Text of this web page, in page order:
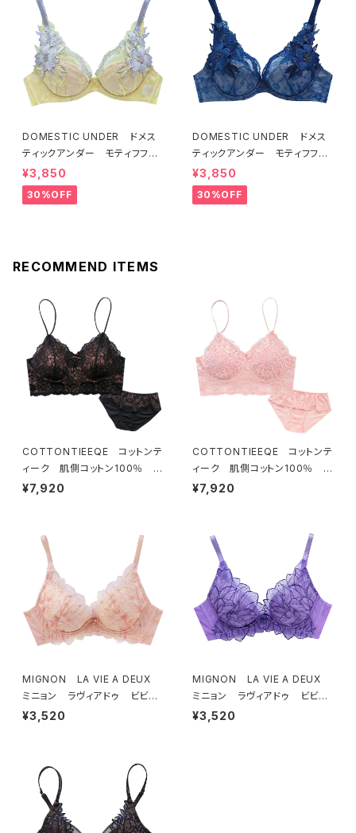
DOMESTIC UNDER ドメス
ティックアンダー モティフフル
ール ブラジャー（レモネード）
D2255 送料無料
¥3,850
30%OFF
DOMESTIC UNDER ドメス
ティックアンダー モティフフル
ール ブラジャー（ブルー）D22
55
¥3,850
30%OFF
RECOMMEND ITEMS
COTTONTIEEQE コットンテ
ィーク 肌側コットン100％ ソ
フトブラ ＆ ショーツセット（ブラ
¥7,920
COTTONTIEEQE コットンテ
ィーク 肌側コットン100％ ソ
フトブラ ＆ ショーツセット（ピー
¥7,920
MIGNON LA VIE A DEUX
ミニョン ラヴィアドゥ ビビア
ーナ ブラジャー（ピーチ）M20
¥3,520
MIGNON LA VIE A DEUX
ミニョン ラヴィアドゥ ビビア
ーナ ブラジャー（ヴィオレッタ）
¥3,520